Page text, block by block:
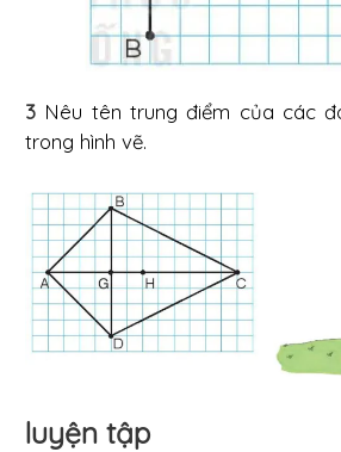
3 Nêu tên trung điểm của các
trong hình vẽ.
luyện tập